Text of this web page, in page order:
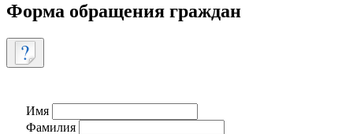
Форма обращения граждан
Имя
Фамилия